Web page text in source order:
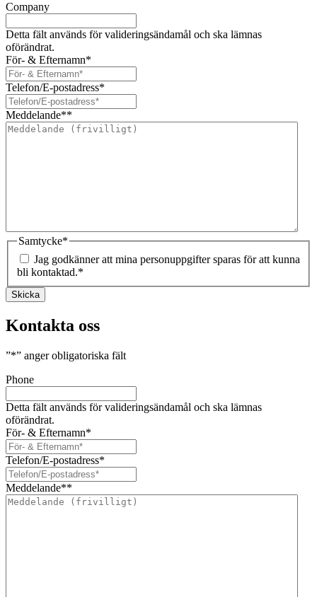
Company
Detta fält används för valideringsändamål och ska lämnas
oförändrat.
För- & Efternamn*
Telefon/E-postadress*
Meddelande**
Samtycke*
Jag godkänner att mina personuppgifter sparas för att kunna
bli kontaktad.*
Skicka
Kontakta oss
”*” anger obligatoriska fält
Phone
Detta fält används för valideringsändamål och ska lämnas
oförändrat.
För- & Efternamn*
Telefon/E-postadress*
Meddelande**